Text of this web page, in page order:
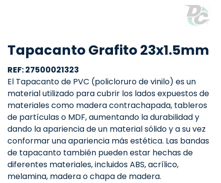
Tapacanto Grafito 23x1.5mm
REF: 27500021323
El Tapacanto de PVC (policloruro de vinilo) es un
material utilizado para cubrir los lados expuestos de
materiales como madera contrachapada, tableros
de partículas o MDF, aumentando la durabilidad y
dando la apariencia de un material sólido y a su vez
conformar una apariencia más estética. Las bandas
de tapacanto también pueden estar hechas de
diferentes materiales, incluidos ABS, acrílico,
melamina, madera o chapa de madera.